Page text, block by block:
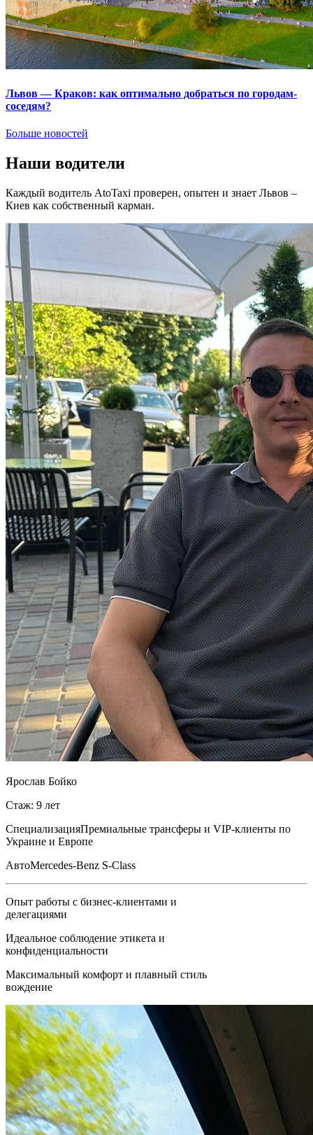
Львов — Краков: как оптимально добраться по городам-
соседям?
Больше новостей
Наши водители
Каждый водитель AtoTaxi проверен, опытен и знает Львов –
Киев как собственный карман.
Ярослав Бойко
Стаж: 9 лет
СпециализацияПремиальные трансферы и VIP-клиенты по
Украине и Европе
АвтоMercedes-Benz S-Class
Опыт работы с бизнес-клиентами и
делегациями
Идеальное соблюдение этикета и
конфиденциальности
Максимальный комфорт и плавный стиль
вождение